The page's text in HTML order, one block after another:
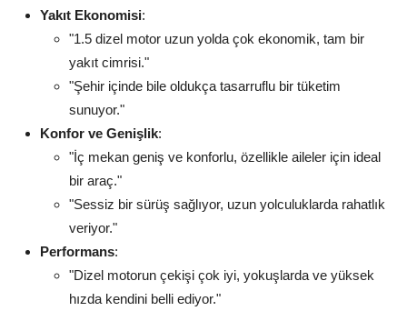
Yakıt Ekonomisi:
"1.5 dizel motor uzun yolda çok ekonomik, tam bir
yakıt cimrisi."
"Şehir içinde bile oldukça tasarruflu bir tüketim
sunuyor."
Konfor ve Genişlik:
"İç mekan geniş ve konforlu, özellikle aileler için ideal
bir araç."
"Sessiz bir sürüş sağlıyor, uzun yolculuklarda rahatlık
veriyor."
Performans:
"Dizel motorun çekişi çok iyi, yokuşlarda ve yüksek
hızda kendini belli ediyor."